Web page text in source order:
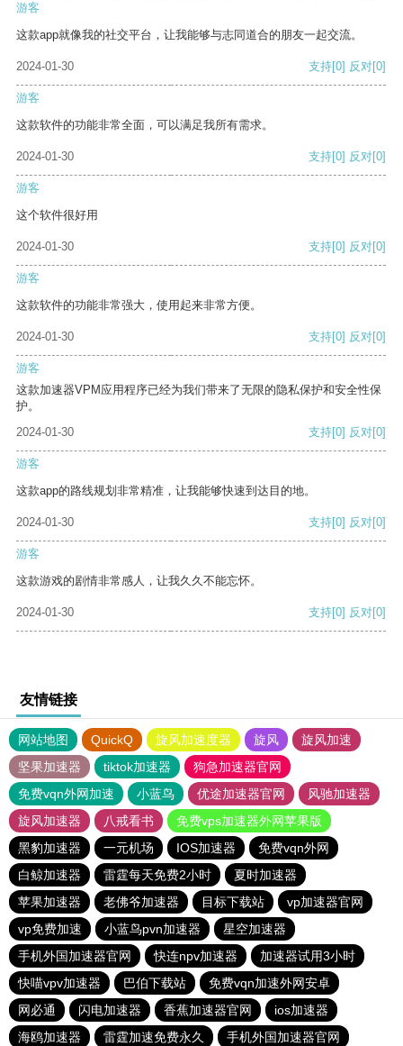
游客
这款app就像我的社交平台，让我能够与志同道合的朋友一起交流。
2024-01-30 支持[0] 反对[0]
游客
这款软件的功能非常全面，可以满足我所有需求。
2024-01-30 支持[0] 反对[0]
游客
这个软件很好用
2024-01-30 支持[0] 反对[0]
游客
这款软件的功能非常强大，使用起来非常方便。
2024-01-30 支持[0] 反对[0]
游客
这款加速器VPM应用程序已经为我们带来了无限的隐私保护和安全性保
护。
2024-01-30
支持[0] 反对[0]
游客
这款app的路线规划非常精准，让我能够快速到达目的地。
2024-01-30 支持[0] 反对[0]
游客
这款游戏的剧情非常感人，让我久久不能忘怀。
2024-01-30 支持[0] 反对[0]
友情链接
网站地图 QuickQ 旋风加速度器 旋风
旋风加速
坚果加速器
tiktok加速器
狗急加速器官网
免费vqn外网加速
小蓝鸟 优途加速器官网
风驰加速器
旋风加速器
八戒看书
免费vps加速器外网苹果版
黑豹加速器
一元机场 IOS加速器
免费vqn外网
白鲸加速器
雷霆每天免费2小时
夏时加速器
苹果加速器
老佛爷加速器 目标下载站
vp加速器官网
vp免费加速
小蓝鸟pvn加速器
星空加速器
手机外国加速器官网
快连npv加速器
加速器试用3小时
快喵vpv加速器
巴伯下载站
免费vqn加速外网安卓
网必通
闪电加速器 香蕉加速器官网
ios加速器
海鸥加速器
雷霆加速免费永久 手机外国加速器官网